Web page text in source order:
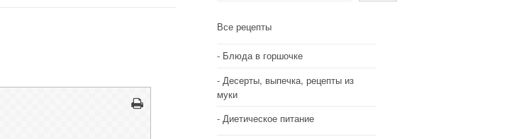
Все рецепты
Блюда в горшочке
Десерты, выпечка, рецепты из
муки
Диетическое питание